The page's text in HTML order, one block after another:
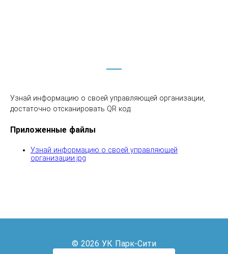
Узнай информацию о своей управляющей организации,
достаточно отсканировать QR код.
Приложенные файлы
Узнай информацию о своей управляющей
организации.jpg
© 2026 УК Парк-Сити